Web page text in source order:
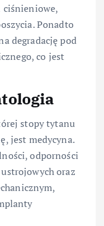
Ponadto
degradację pod
co jest
stopy tytanu
jest medycyna.
odporności
oraz